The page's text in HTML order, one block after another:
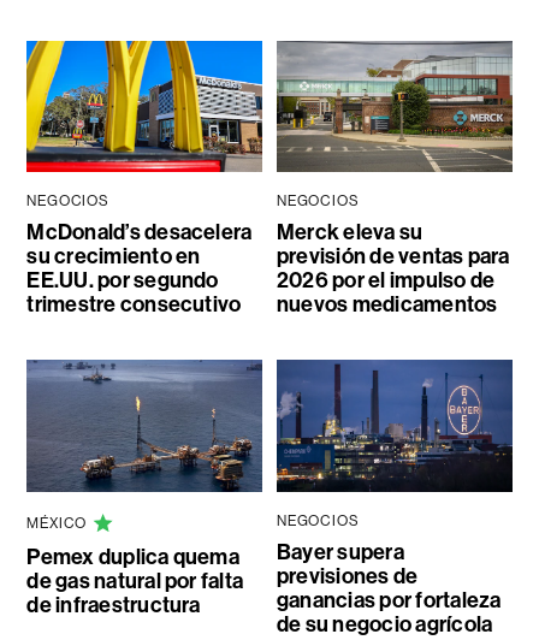
NEGOCIOS
McDonald’s desacelera
su crecimiento en
EE.UU. por segundo
trimestre consecutivo
NEGOCIOS
Merck eleva su
previsión de ventas para
2026 por el impulso de
nuevos medicamentos
MÉXICO
Pemex duplica quema
de gas natural por falta
de infraestructura
NEGOCIOS
Bayer supera
previsiones de
ganancias por fortaleza
de su negocio agrícola